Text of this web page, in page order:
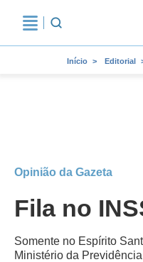
Início Editorial
Opinião da Gazeta
Fila no
Somente no Espírito
Ministério da Previdência